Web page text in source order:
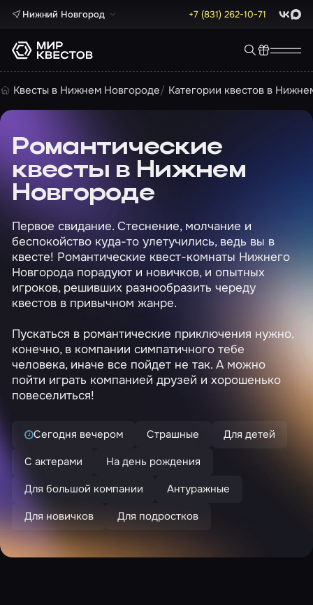
Нижний Новгород +7 (831) 262-10-71 Max
Квесты в Нижнем Новгороде Категории квестов в
Романтические
квесты в Нижнем
Новгороде
Первое свидание. Стеснение, молчание и
беспокойство куда-то улетучились, ведь вы в
квесте! Романтические квест-комнаты Нижнего
Новгорода порадуют и новичков, и опытных
игроков, решивших разнообразить череду
квестов в привычном жанре.
Пускаться в романтические приключения нужно,
конечно, в компании симпатичного тебе
человека, иначе все пойдет не так. А можно
пойти играть компанией друзей и хорошенько
повеселиться!
Сегодня вечером Страшные
Для детей
С актерами
На день рождения
Для большой компании
Антуражные
Для новичков
Для подростков